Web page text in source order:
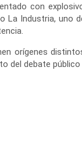
con
La Industria, uno
orígenes
del debate